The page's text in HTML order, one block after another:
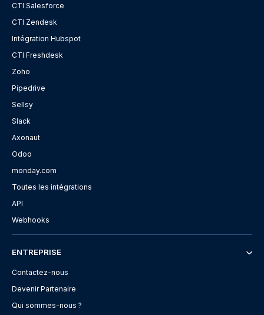
CTI Salesforce
CTI Zendesk
Intégration Hubspot
CTI Freshdesk
Zoho
Pipedrive
Sellsy
Slack
Axonaut
Odoo
monday.com
Toutes les intégrations
API
Webhooks
ENTREPRISE
Contactez-nous
Devenir Partenaire
Qui sommes-nous ?